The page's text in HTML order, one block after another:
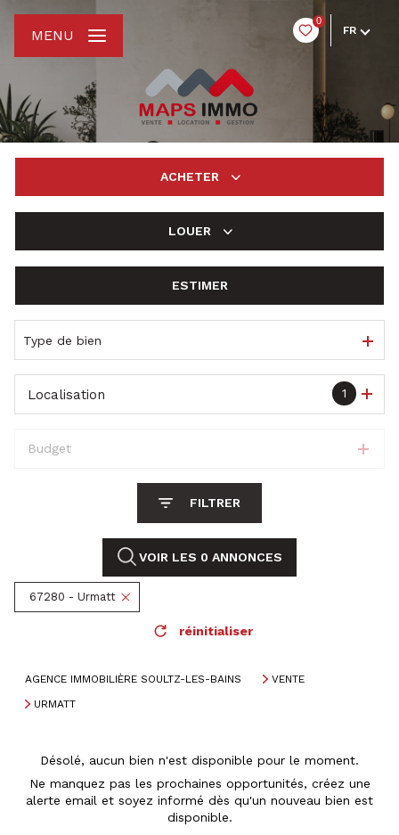
0
FR
MENU
ACHETER
LOUER
De l'immo pro
ESTIMER
Type de bien
1
Localisation
Budget
FILTRER
VOIR LES 0 ANNONCES
67280 - Urmatt
réinitialiser
AGENCE IMMOBILIÈRE SOULTZ-LES-BAINS
VENTE
URMATT
Désolé, aucun bien n'est disponible pour le moment.
Ne manquez pas les prochaines opportunités, créez une
alerte email et soyez informé dès qu'un nouveau bien est
disponible.